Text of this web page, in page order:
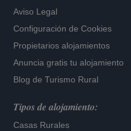
Aviso Legal
Configuración de Cookies
Propietarios alojamientos
Anuncia gratis tu alojamiento
Blog de Turismo Rural
Tipos de alojamiento:
Casas Rurales